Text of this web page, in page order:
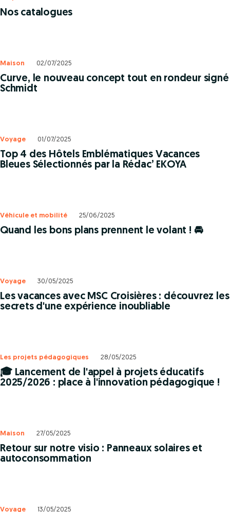
Nos catalogues
Maison 02/07/2025
Curve, le nouveau concept tout en rondeur signé
Schmidt
Voyage 01/07/2025
Top 4 des Hôtels Emblématiques Vacances
Bleues Sélectionnés par la Rédac’ EKOYA
Véhicule et mobilité 25/06/2025
Quand les bons plans prennent le volant ! 🚘
Voyage 30/05/2025
Les vacances avec MSC Croisières : découvrez les
secrets d'une expérience inoubliable
Les projets pédagogiques 28/05/2025
🎓 Lancement de l'appel à projets éducatifs
2025/2026 : place à l'innovation pédagogique !
Maison 27/05/2025
Retour sur notre visio : Panneaux solaires et
autoconsommation
Voyage 13/05/2025